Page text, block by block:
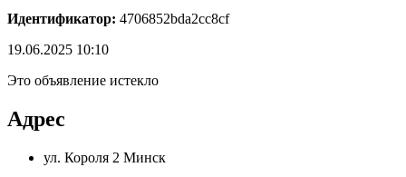
Идентификатор: 4706852bda2cc8cf
19.06.2025 10:10
Это объявление истекло
Адрес
ул. Короля 2 Минск